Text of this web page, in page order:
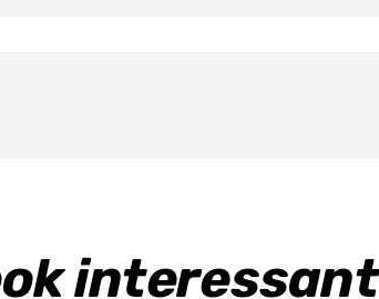
interessant